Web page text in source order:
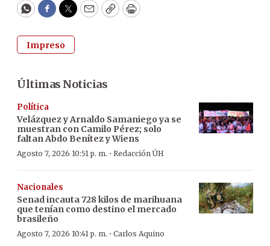
WhatsApp
Facebook
Twitter
EmailCopyPrint
Impreso
Últimas Noticias
Política
Velázquez y Arnaldo Samaniego ya se
muestran con Camilo Pérez; solo
faltan Abdo Benítez y Wiens
Agosto 7, 2026 10:51 p. m. · Redacción ÚH
Nacionales
Senad incauta 728 kilos de marihuana
que tenían como destino el mercado
brasileño
Agosto 7, 2026 10:41 p. m. · Carlos Aquino